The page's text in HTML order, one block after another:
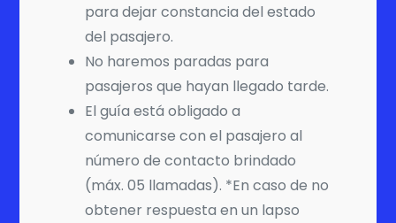
para dejar constancia del estado
del pasajero.
No haremos paradas para
pasajeros que hayan llegado tarde.
El guía está obligado a
comunicarse con el pasajero al
número de contacto brindado
(máx. 05 llamadas). *En caso de no
obtener respuesta en un lapso